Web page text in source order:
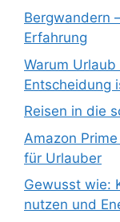
Bergwandern
Erfahrung
Warum
Entscheidung
Reisen in die
Amazon
für Urlauber
Gewusst wie:
nutzen und